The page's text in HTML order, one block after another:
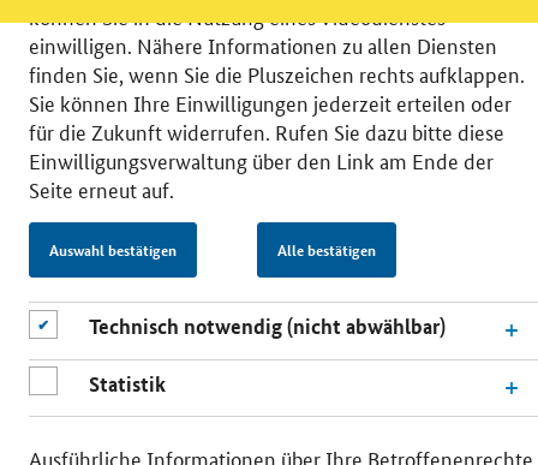
© 2026 Bundesministerium für Wirtschaft und Energie
RSS
Benutzerhinweise
Inhaltsverzeichnis
Impressum
Barrierefreiheit
Einwilligungsverwaltung
können Sie in die Nutzung eines Videodienstes
einwilligen. Nähere Informationen zu allen Diensten
finden Sie, wenn Sie die Pluszeichen rechts aufklappen.
Sie können Ihre Einwilligungen jederzeit erteilen oder
für die Zukunft widerrufen. Rufen Sie dazu bitte diese
Einwilligungsverwaltung über den Link am Ende der
Seite erneut auf.
Auswahl bestätigen Alle bestätigen
Technisch notwendig (nicht abwählbar)
Statistik
Ausführliche Informationen über Ihre Betroffenenrechte